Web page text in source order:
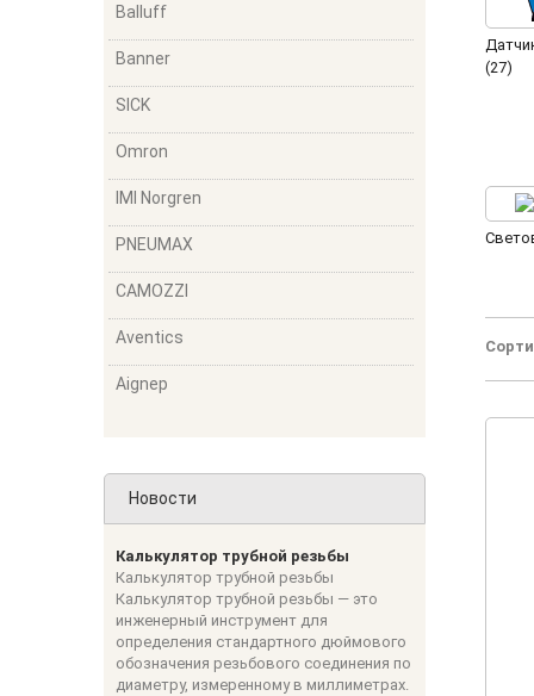
Balluff
Banner
SICK
Omron
IMI Norgren
PNEUMAX
CAMOZZI
Aventics
Aignep
Новости
Калькулятор трубной резьбы
Калькулятор трубной резьбы
Калькулятор трубной резьбы — это
инженерный инструмент для
определения стандартного дюймового
обозначения резьбового соединения по
диаметру, измеренному в миллиметрах.
(27)